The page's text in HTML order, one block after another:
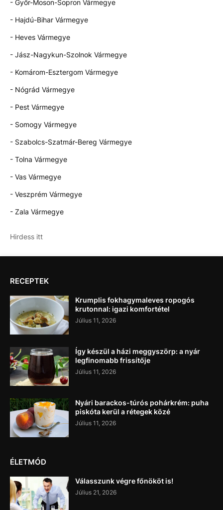
- Győr-Moson-Sopron Vármegye
- Hajdú-Bihar Vármegye
- Heves Vármegye
- Jász-Nagykun-Szolnok Vármegye
- Komárom-Esztergom Vármegye
- Nógrád Vármegye
- Pest Vármegye
- Somogy Vármegye
- Szabolcs-Szatmár-Bereg Vármegye
- Tolna Vármegye
- Vas Vármegye
- Veszprém Vármegye
- Zala Vármegye
Hirdess itt
RECEPTEK
Krumplis fokhagymaleves ropogós
krutonnal: igazi komfortétel
Július 11, 2026
Így készül a házi meggyszörp: a nyár
legfinomabb frissítője
Július 11, 2026
Nyári barackos-túrós pohárkrém: puha
piskóta kerül a rétegek közé
Július 11, 2026
ÉLETMÓD
Válasszunk végre főnököt is!
Július 21, 2026